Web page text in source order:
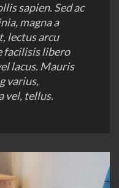
sapien. Sed ac
magna a
lectus arcu
facilisis libero
lacus. Mauris
varius,
vel, tellus.